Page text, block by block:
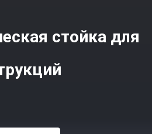
стойка для